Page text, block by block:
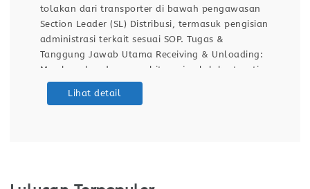
tolakan dari transporter di bawah pengawasan
Section Leader (SL) Distribusi, termasuk pengisian
administrasi terkait sesuai SOP. Tugas &
Tanggung Jawab Utama Receiving & Unloading:
Membongkar dan menghitung jumlah krat, roti
return, serta produk tolakan dari transporter.
Lihat detail